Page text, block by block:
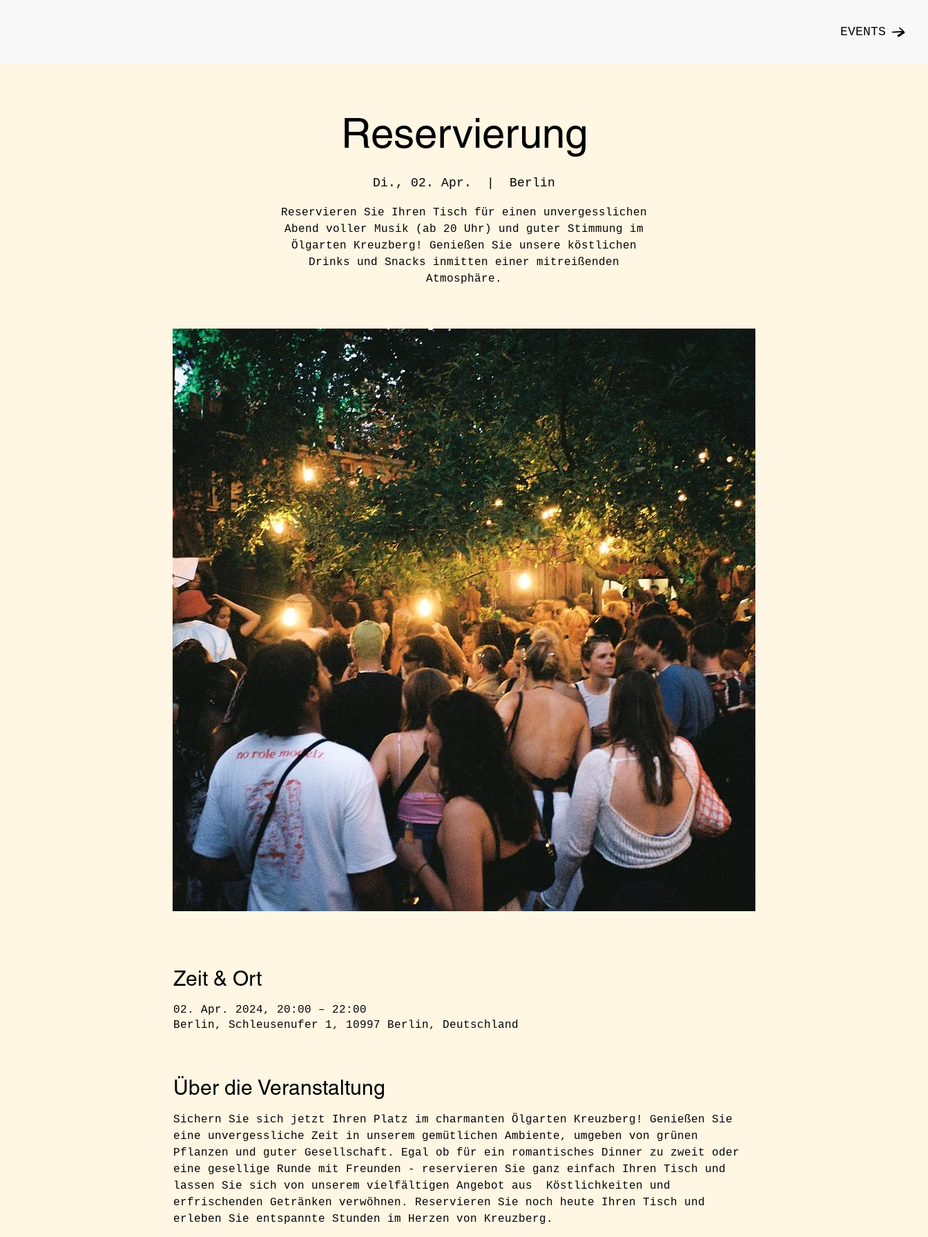
EVENTS
Reservierung
Di., 02. Apr. Berlin
Reservieren Sie Ihren Tisch für einen unvergesslichen
Abend voller Musik (ab 20 Uhr) und guter Stimmung im
Ölgarten Kreuzberg! Genießen Sie unsere köstlichen
Drinks und Snacks inmitten einer mitreißenden
Atmosphäre.
Zeit & Ort
02. Apr. 2024, 20:00 – 22:00
Berlin, Schleusenufer 1, 10997 Berlin, Deutschland
Über die Veranstaltung
Sichern Sie sich jetzt Ihren Platz im charmanten Ölgarten Kreuzberg! Genießen Sie
eine unvergessliche Zeit in unserem gemütlichen Ambiente, umgeben von grünen
Pflanzen und guter Gesellschaft. Egal ob für ein romantisches Dinner zu zweit oder
eine gesellige Runde mit Freunden - reservieren Sie ganz einfach Ihren Tisch und
lassen Sie sich von unserem vielfältigen Angebot aus  Köstlichkeiten und
erfrischenden Getränken verwöhnen. Reservieren Sie noch heute Ihren Tisch und
erleben Sie entspannte Stunden im Herzen von Kreuzberg.